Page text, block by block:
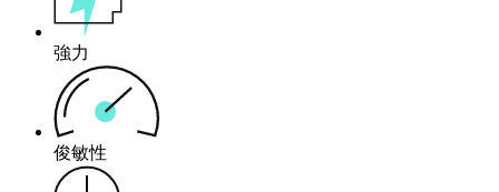
強力
俊敏性